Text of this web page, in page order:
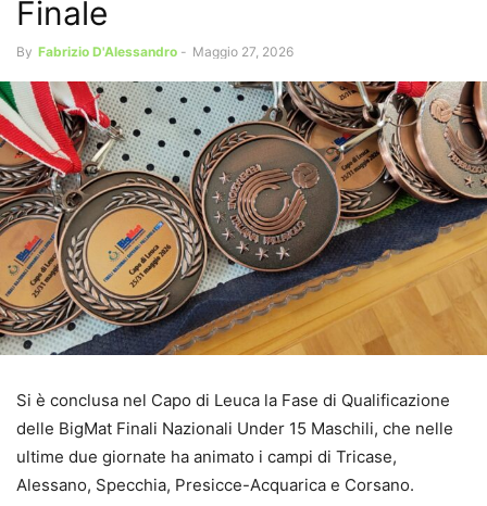
Finale
By Fabrizio D'Alessandro - Maggio 27, 2026
Si è conclusa nel Capo di Leuca la Fase di Qualificazione
delle BigMat Finali Nazionali Under 15 Maschili, che nelle
ultime due giornate ha animato i campi di Tricase,
Alessano, Specchia, Presicce-Acquarica e Corsano.